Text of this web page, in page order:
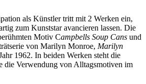
als Künstler tritt mit 2 Werken ein,
zum Kunststar avancieren lassen. Die
Motiv Campbells Soup Cans und
von Marilyn Monroe, Marilyn
1962. In beiden Werken steht die
die Verwendung von Alltagsmotiven im